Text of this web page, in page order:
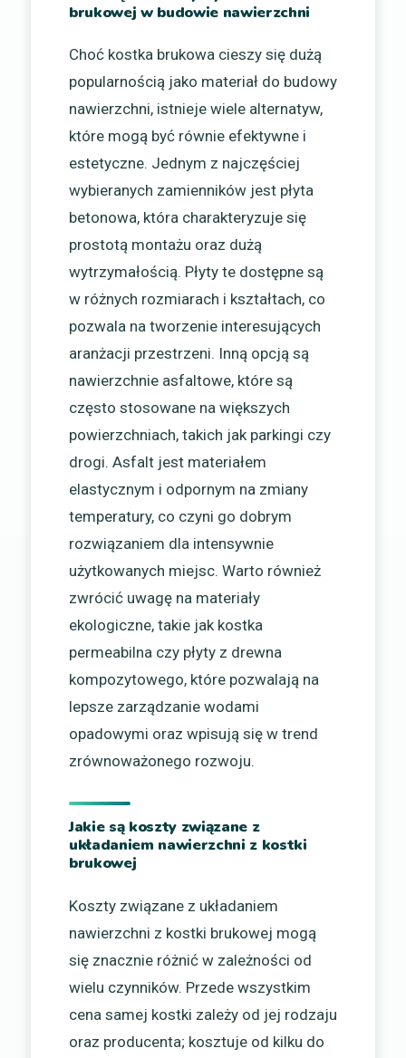
brukowej w budowie nawierzchni
Choć kostka brukowa cieszy się dużą
popularnością jako materiał do budowy
nawierzchni, istnieje wiele alternatyw,
które mogą być równie efektywne i
estetyczne. Jednym z najczęściej
wybieranych zamienników jest płyta
betonowa, która charakteryzuje się
prostotą montażu oraz dużą
wytrzymałością. Płyty te dostępne są
w różnych rozmiarach i kształtach, co
pozwala na tworzenie interesujących
aranżacji przestrzeni. Inną opcją są
nawierzchnie asfaltowe, które są
często stosowane na większych
powierzchniach, takich jak parkingi czy
drogi. Asfalt jest materiałem
elastycznym i odpornym na zmiany
temperatury, co czyni go dobrym
rozwiązaniem dla intensywnie
użytkowanych miejsc. Warto również
zwrócić uwagę na materiały
ekologiczne, takie jak kostka
permeabilna czy płyty z drewna
kompozytowego, które pozwalają na
lepsze zarządzanie wodami
opadowymi oraz wpisują się w trend
zrównoważonego rozwoju.
Jakie są koszty związane z
układaniem nawierzchni z kostki
brukowej
Koszty związane z układaniem
nawierzchni z kostki brukowej mogą
się znacznie różnić w zależności od
wielu czynników. Przede wszystkim
cena samej kostki zależy od jej rodzaju
oraz producenta; kosztuje od kilku do